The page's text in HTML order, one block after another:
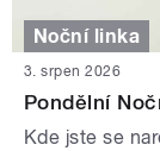
Noční linka
3. srpen 2026
Pondělní
Kde jste se